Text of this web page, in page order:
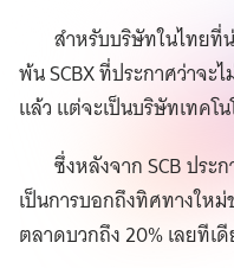
สำหรับบริษัทในไทยที่
พ้น SCBX ที่ประกาศว่าจ
แล้ว แต่จะเป็นบริษัทเทคโ
ซึ่งหลังจาก SCB ประ
เป็นการบอกถึงทิศทางให
ตลาดบวกถึง 20% เลยทีเ